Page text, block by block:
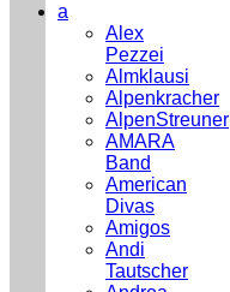
a
Alex
Pezzei
Almklausi
Alpenkracher
AlpenStreuner
AMARA
Band
American
Divas
Amigos
Andi
Tautscher